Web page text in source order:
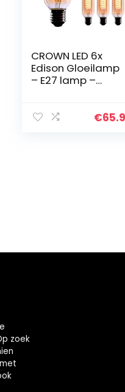
CROWN LED 6x
Edison Gloeilamp
– E27 lamp –
V, EL06 – Vintage
€
zoek